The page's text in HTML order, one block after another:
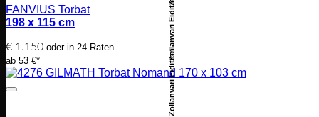
Zollanvari Eidition
Zollanvari Eidition
FANVIUS Torbat
198 x 115 cm
€ 1.150 oder in 24 Raten
ab 53 €*